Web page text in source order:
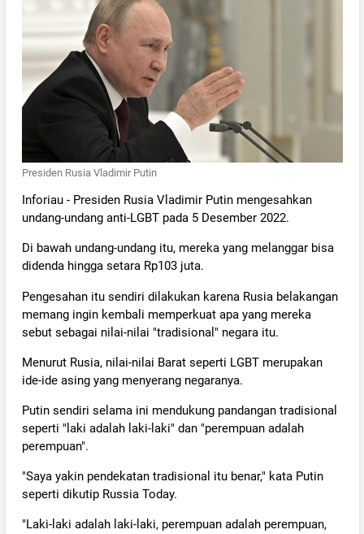
Presiden Rusia Vladimir Putin
Inforiau - Presiden Rusia Vladimir Putin mengesahkan
undang-undang anti-LGBT pada 5 Desember 2022.
Di bawah undang-undang itu, mereka yang melanggar bisa
didenda hingga setara Rp103 juta.
Pengesahan itu sendiri dilakukan karena Rusia belakangan
memang ingin kembali memperkuat apa yang mereka
sebut sebagai nilai-nilai "tradisional" negara itu.
Menurut Rusia, nilai-nilai Barat seperti LGBT merupakan
ide-ide asing yang menyerang negaranya.
Putin sendiri selama ini mendukung pandangan tradisional
seperti "laki adalah laki-laki" dan "perempuan adalah
perempuan".
"Saya yakin pendekatan tradisional itu benar," kata Putin
seperti dikutip Russia Today.
"Laki-laki adalah laki-laki, perempuan adalah perempuan,